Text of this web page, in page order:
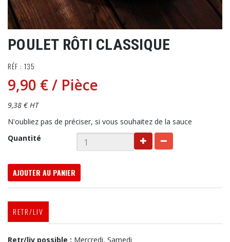
POULET RÔTI CLASSIQUE
RÉF : 135
9,90 €/ Pièce
9,38 € HT
N'oubliez pas de préciser, si vous souhaitez de la sauce
Quantité
AJOUTER AU PANIER
RETR/LIV
Retr/liv possible : Mercredi, Samedi